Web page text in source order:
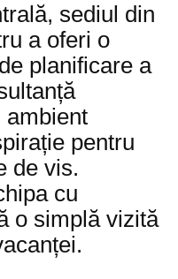
sediul din
a oferi o
planificare a
ambient
pentru
de vis.
cu
o simplă vizită